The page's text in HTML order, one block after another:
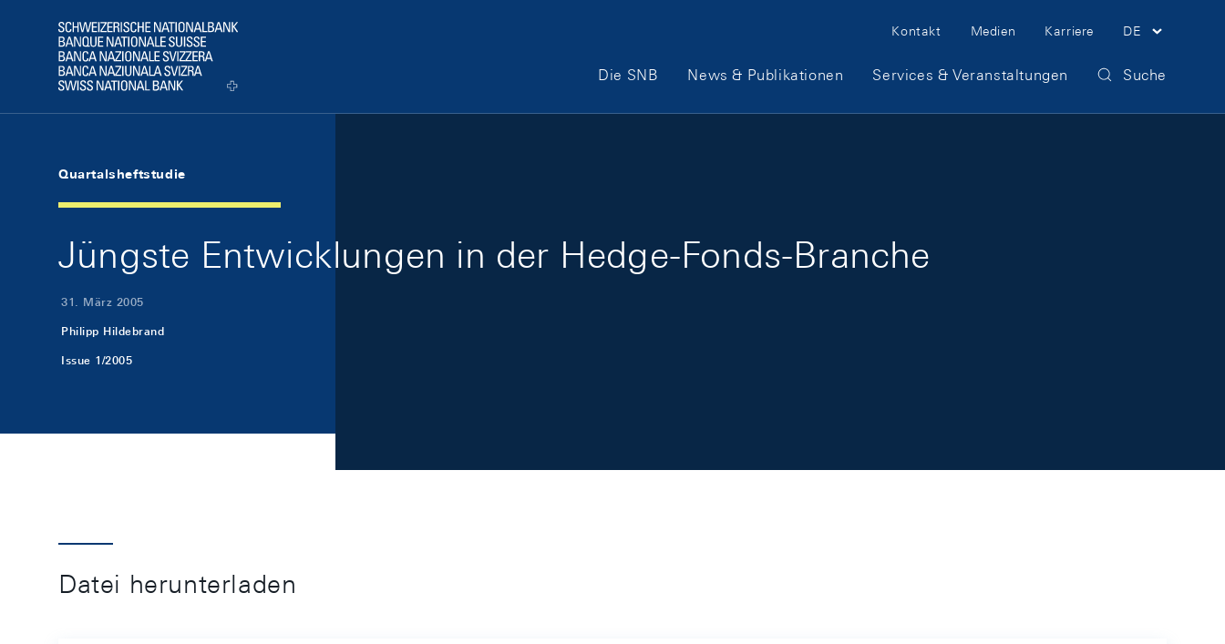
Logo
Meta Navigation
Kontakt Medien Karriere DE
Hauptnavigation
Die SNB News & Publikationen Services & Veranstaltungen Suche
Quartalsheftstudie
Jüngste Entwicklungen in der Hedge-Fonds-Branche
31. März 2005
Philipp Hildebrand
Issue 1/2005
Datei herunterladen